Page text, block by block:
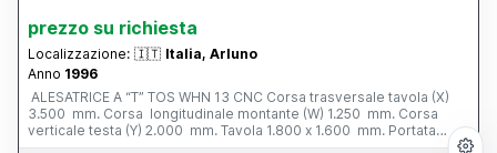
prezzo su richiesta
Localizzazione: 🇮🇹 Italia, Arluno
Anno 1996
ALESATRICE A “T” TOS WHN 13 CNC Corsa trasversale tavola (X)
3.500 mm. Corsa longitudinale montante (W) 1.250 mm. Corsa
verticale testa (Y) 2.000 mm. Tavola 1.800 x 1.600 mm. Portata
tavola 12 tonn. Corsa mandrino (Z) 800 mm. Ø mandrino 130 mm.